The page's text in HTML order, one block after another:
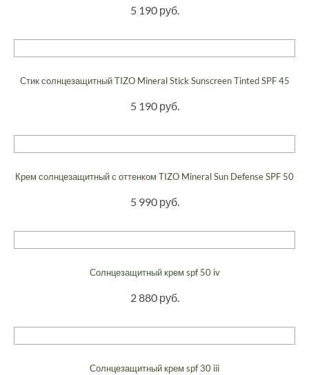
5 190 руб.
Стик солнцезащитный TIZO Mineral Stick Sunscreen Tinted SPF 45
5 190 руб.
Крем солнцезащитный с оттенком TIZO Mineral Sun Defense SPF 50
5 990 руб.
Солнцезащитный крем spf 50 iv
2 880 руб.
Солнцезащитный крем spf 30 iii